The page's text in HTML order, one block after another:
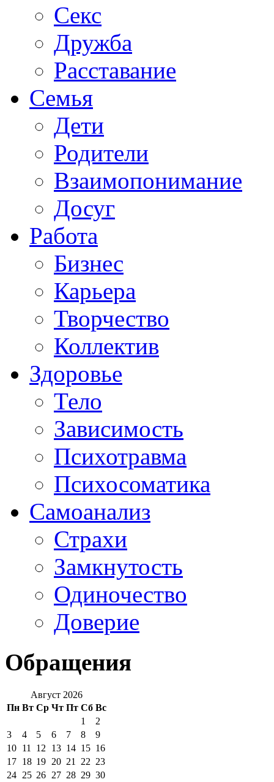
Секс
Дружба
Расставание
Семья
Дети
Родители
Взаимопонимание
Досуг
Работа
Бизнес
Карьера
Творчество
Коллектив
Здоровье
Тело
Зависимость
Психотравма
Психосоматика
Самоанализ
Страхи
Замкнутость
Одиночество
Доверие
Обращения
Август 2026
Пн Вт Ср Чт Пт Сб Вс
1
2
3
4 5 6 7 8
9
10 11 12 13 14 15 16
17 18 19 20 21 22 23
24 25 26 27 28 29 30